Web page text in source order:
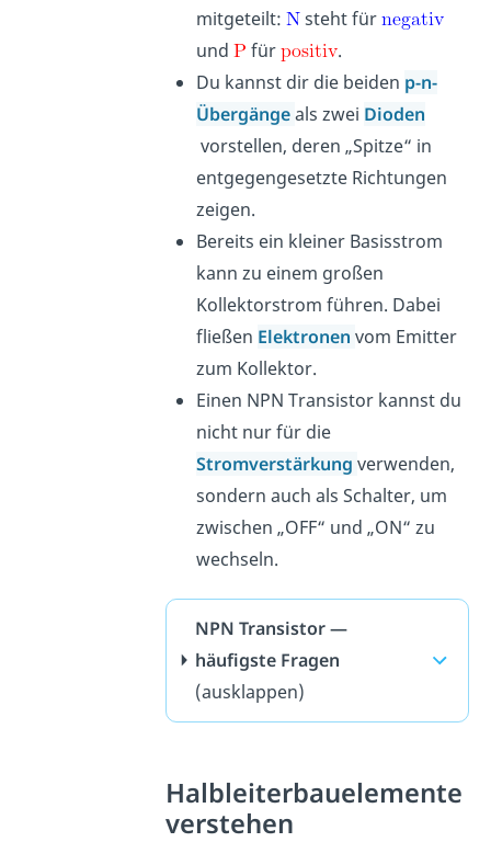
mitgeteilt:
steht für
und
für
.
Du kannst dir die beiden p-n-
Übergängeals zwei Dioden
vorstellen, deren „Spitze“ in
entgegengesetzte Richtungen
zeigen.
Bereits ein kleiner Basisstrom
kann zu einem großen
Kollektorstrom führen. Dabei
fließen Elektronen vom Emitter
zum Kollektor.
Einen NPN Transistor kannst du
nicht nur für die
Stromverstärkung verwenden,
sondern auch als Schalter, um
zwischen „OFF“ und „ON“ zu
wechseln.
NPN Transistor —
häufigste Fragen
(ausklappen)
Halbleiterbauelemente
verstehen